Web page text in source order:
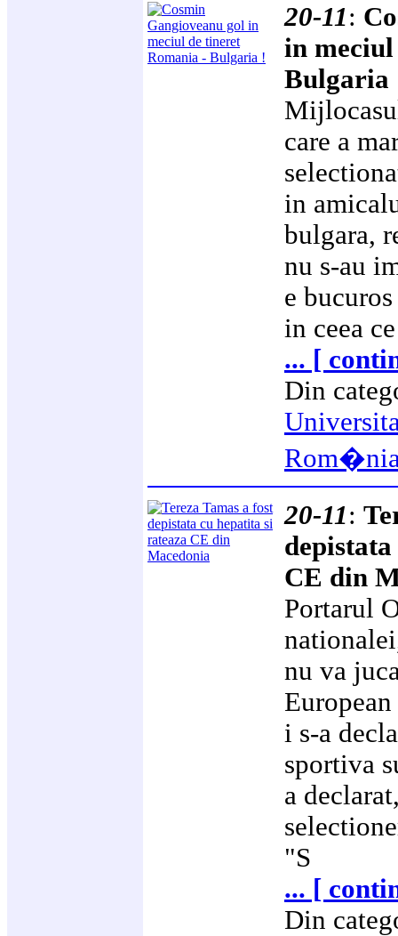
20-11:
in
Bulgaria
care a
in
bulgara,
nu s-au
e
in ceea
... [
Din
20-11:
CE din
Portarul
nu va
i s-a
sportiva
a
"S
... [
Din